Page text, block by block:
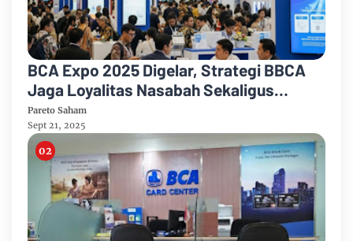
BCA Expo 2025 Digelar, Strategi BBCA
Jaga Loyalitas Nasabah Sekaligus
Dorong Saham
Pareto Saham
Sept 21, 2025